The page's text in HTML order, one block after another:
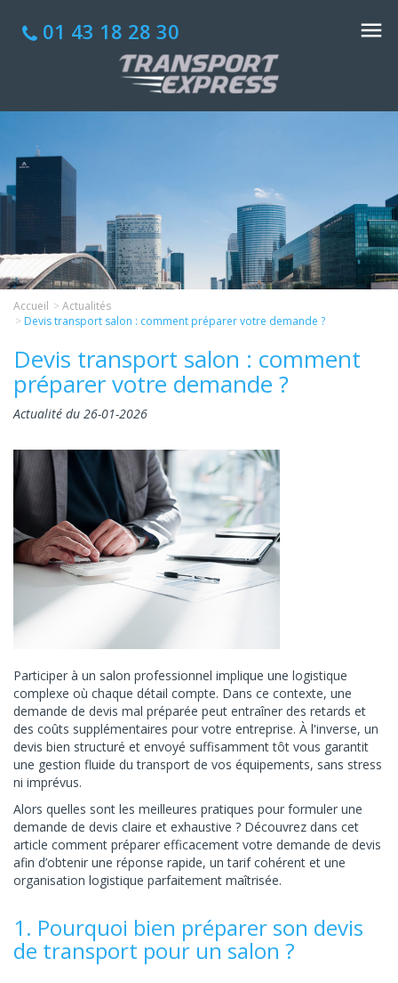
01 43 18 28 30
Accueil
Actualités
Devis transport salon : comment préparer votre demande ?
Devis transport salon : comment
préparer votre demande ?
Actualité du 26-01-2026
Participer à un salon professionnel implique une logistique
complexe où chaque détail compte. Dans ce contexte, une
demande de devis mal préparée peut entraîner des retards et
des coûts supplémentaires pour votre entreprise. À l'inverse, un
devis bien structuré et envoyé suffisamment tôt vous garantit
une gestion fluide du transport de vos équipements, sans stress
ni imprévus.
Alors quelles sont les meilleures pratiques pour formuler une
demande de devis claire et exhaustive ? Découvrez dans cet
article comment préparer efficacement votre demande de devis
afin d’obtenir une réponse rapide, un tarif cohérent et une
organisation logistique parfaitement maîtrisée.
1. Pourquoi bien préparer son devis
de transport pour un salon ?